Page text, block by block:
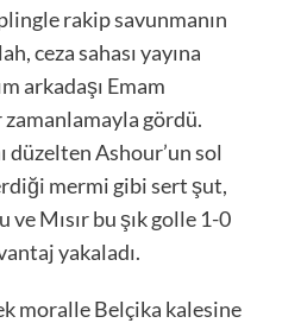
rakip savunmanın
ceza sahası yayına
arkadaşı Emam
gördü.
düzelten Ashour’un sol
mermi gibi sert şut,
Mısır bu şık golle 1-0
yakaladı.
moralle Belçika kalesine